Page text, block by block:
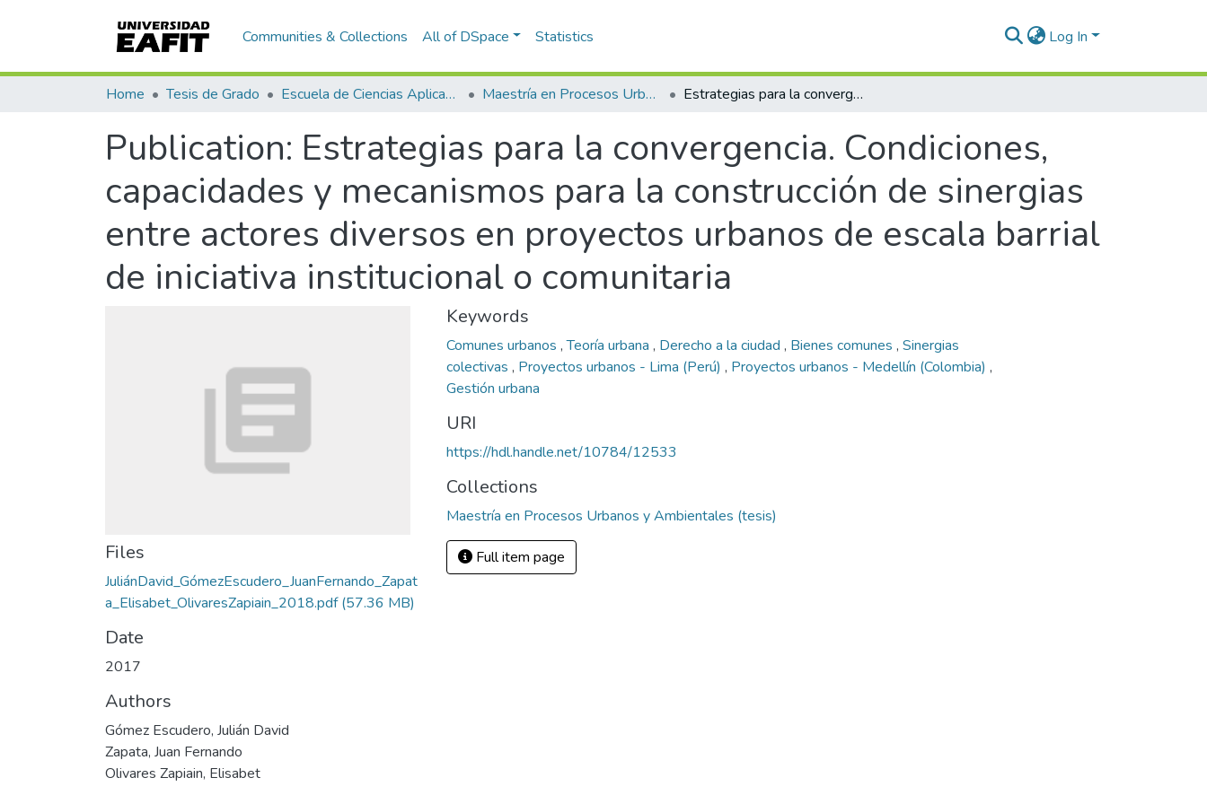
Communities & Collections All of DSpace Statistics Log In
Home Tesis de Grado Escuela de Ciencias Aplicadas e Ingeniería Maestría en Procesos Urbanos y Ambientales (tesis) Estrategias para la convergencia. Condiciones, capacidades y mecanismos para la construcción de sinergias entre actores diversos en proyectos urbanos de escala barrial de iniciativa institucional o comunitaria
Publication: Estrategias para la convergencia. Condiciones,
capacidades y mecanismos para la construcción de sinergias
entre actores diversos en proyectos urbanos de escala barrial
de iniciativa institucional o comunitaria
Files
JuliánDavid_GómezEscudero_JuanFernando_Zapat
a_Elisabet_OlivaresZapiain_2018.pdf(57.36 MB)
Date
2017
Authors
Gómez Escudero, Julián David
Zapata, Juan Fernando
Olivares Zapiain, Elisabet
Keywords
Comunes urbanos ,Teoría urbana , Derecho a la ciudad , Bienes comunes , Sinergias
colectivas , Proyectos urbanos - Lima (Perú) , Proyectos urbanos - Medellín (Colombia) ,
Gestión urbana
URI
https://hdl.handle.net/10784/12533
Collections
Maestría en Procesos Urbanos y Ambientales (tesis)
Full item page